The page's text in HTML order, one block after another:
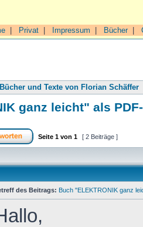
Privat Impressum Bücher|
Bücher und Texte von Florian Schäffer
ganz leicht" als
Seite 1 von 1 [ 2 Beiträge ]
des Beitrags: Buch "ELEKTRONIK ganz